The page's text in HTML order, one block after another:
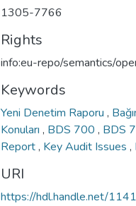
1305-7766
Rights
info:eu-repo/semantics/
Keywords
Yeni Denetim Raporu ,
Konuları , BDS 700 , BDS
Report, Key Audit Issues ,
URI
https://hdl.handle.net/